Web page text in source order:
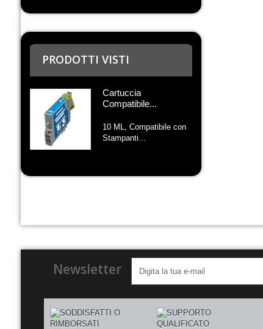
PRODOTTI VISTI
Cartuccia
Compatibile...
10 ML, Compatibile con
Stampanti...
Newsletter